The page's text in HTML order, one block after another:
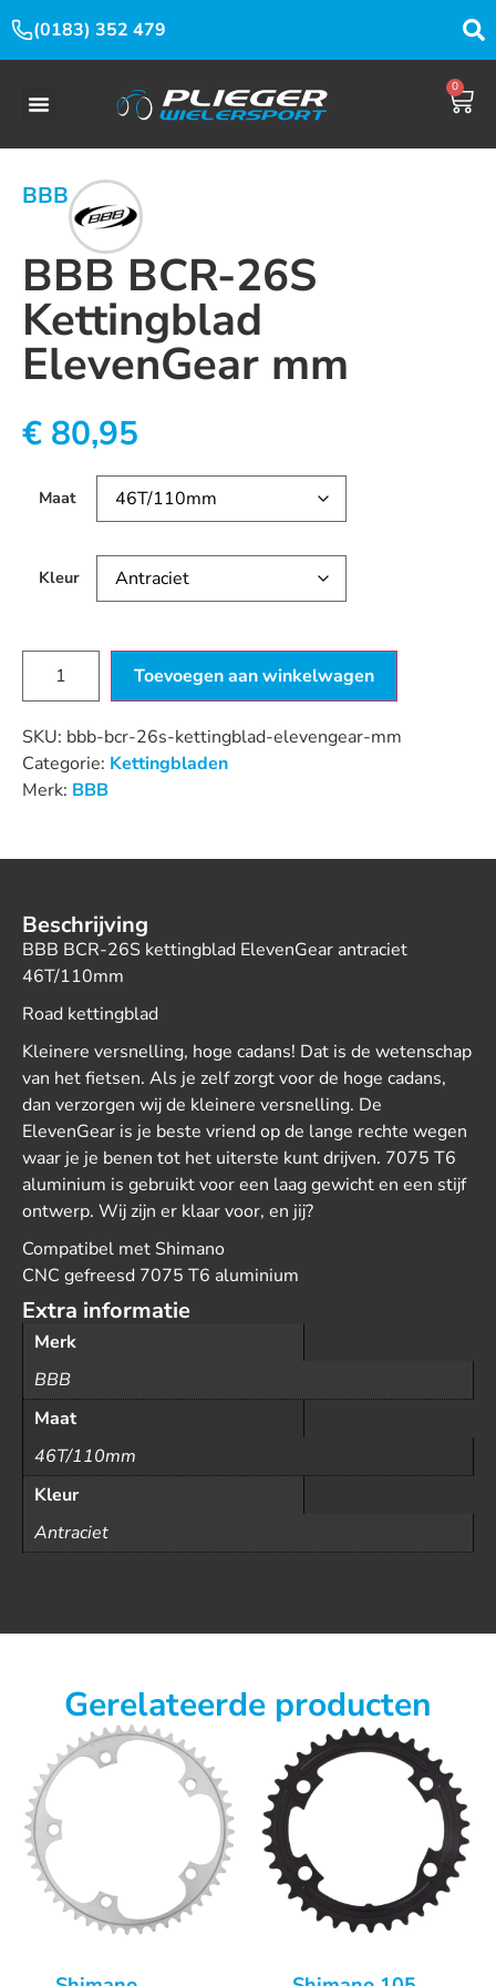
(0183) 352 479
0
BBB
BBB BCR-26S
Kettingblad
ElevenGear mm
€ 80,95
Maat
Kleur
Toevoegen aan winkelwagen
SKU: bbb-bcr-26s-kettingblad-elevengear-mm
Categorie: Kettingbladen
Merk: BBB
Beschrijving
BBB BCR-26S kettingblad ElevenGear antraciet
46T/110mm
Road kettingblad
Kleinere versnelling, hoge cadans! Dat is de wetenschap
van het fietsen. Als je zelf zorgt voor de hoge cadans,
dan verzorgen wij de kleinere versnelling. De
ElevenGear is je beste vriend op de lange rechte wegen
waar je je benen tot het uiterste kunt drijven. 7075 T6
aluminium is gebruikt voor een laag gewicht en een stijf
ontwerp. Wij zijn er klaar voor, en jij?
Compatibel met Shimano
CNC gefreesd 7075 T6 aluminium
Extra informatie
Merk
BBB
Maat
46T/110mm
Kleur
Antraciet
Gerelateerde producten